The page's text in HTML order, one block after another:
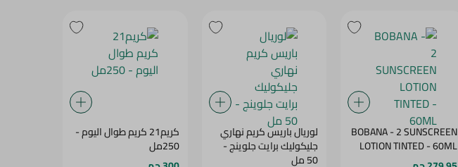
BOBANA - 2 SUNSCREEN
LOTION TINTED - 60ML
لوريال باريس كريم نهاري
جليكوليك برايت جلوينج -
50 مل
كريم21 كريم طوال اليوم -
250مل